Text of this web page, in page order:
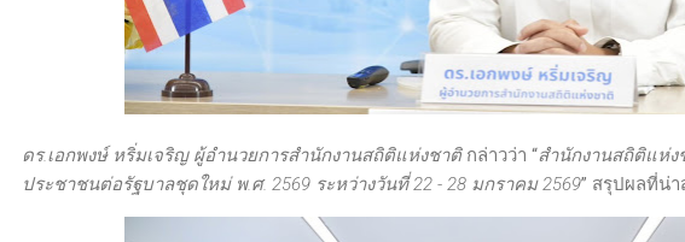
ดร.เอกพงษ์ หริ่มเจริญ ผู้อำนวยการสำนักงานสถิติแห่งชาติ กล่าวว่า “สำนักงานสถิติแห่ง
ประชาชนต่อรัฐบาลชุดใหม่ พ.ศ. 2569 ระหว่างวันที่ 22 - 28 มกราคม 2569” สรุปผลที่น่